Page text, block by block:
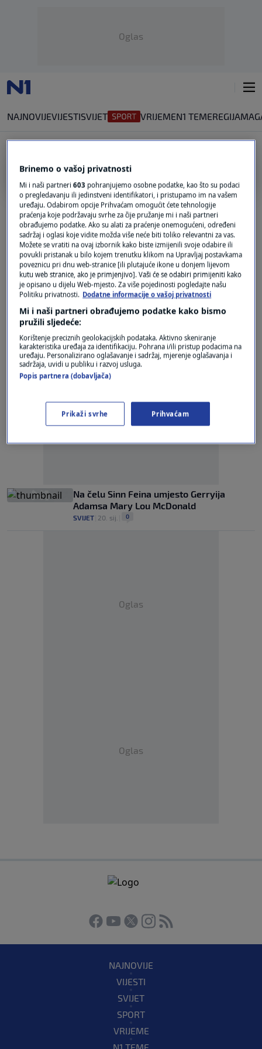
Oglas
NAJNOVIJEVIJESTISVIJET VRIJEMEN1 TEMEREGIJA
MARY LOU MCDONALD
Drugi dan izbora za Europski parlament:
Irci i Česi na biralištima
VIJESTI| 7. lip.|
Šefica Sinn Feina ispričala se zbog
atentata IRA-e na ujaka princa Philipa
SVIJET| 18. tra.| 0
McDonald preuzela vodstvo Sinn Feina od
Gerryja Adamsa
SVIJET
Na čelu Sinn Feina umjesto Gerryija
Adamsa Mary Lou McDonald
SVIJET 20. sij. 0
Oglas
Oglas
NAJNOVIJE
VIJESTI
SVIJET
SPORT
VRIJEME
Brinemo o vašoj privatnosti
Mi i naši partneri603 pohranjujemo osobne podatke, kao što su podaci
o pregledavanju ili jedinstveni identifikatori, i pristupamo im na vašem
uređaju. Odabirom opcije Prihvaćam omogućit ćete tehnologije
praćenja koje podržavaju svrhe za čije pružanje mi i naši partneri
obrađujemo podatke. Ako su alati za praćenje onemogućeni, određeni
sadržaj i oglasi koje vidite možda više neće biti toliko relevantni za vas.
Možete se vratiti na ovaj izbornik kako biste izmijenili svoje odabire ili
povukli pristanak u bilo kojem trenutku klikom na Upravljaj postavkama
poveznicu pri dnu web-stranice [ili plutajuće ikone u donjem lijevom
kutu web stranice, ako je primjenjivo]. Vaši će se odabiri primijeniti kako
je opisano u dijelu Web-mjesto. Za više pojedinosti pogledajte našu
Politiku privatnosti. Dodatne informacije o vašoj privatnosti
Mi i naši partneri obrađujemo podatke kako bismo
pružili sljedeće:
Korištenje preciznih geolokacijskih podataka. Aktivno skeniranje
karakteristika uređaja za identifikaciju. Pohrana i/ili pristup podacima na
uređaju. Personalizirano oglašavanje i sadržaj, mjerenje oglašavanja i
sadržaja, uvidi u publiku i razvoj usluga.
Popis partnera (dobavljača)
Prikaži svrhe Prihvaćam